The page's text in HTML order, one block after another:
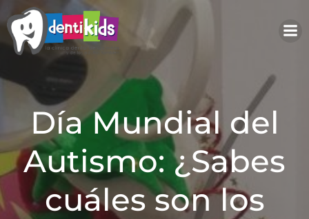
Saltar
contenido
Día Mundial del
Autismo: ¿Sabes
cuáles son los